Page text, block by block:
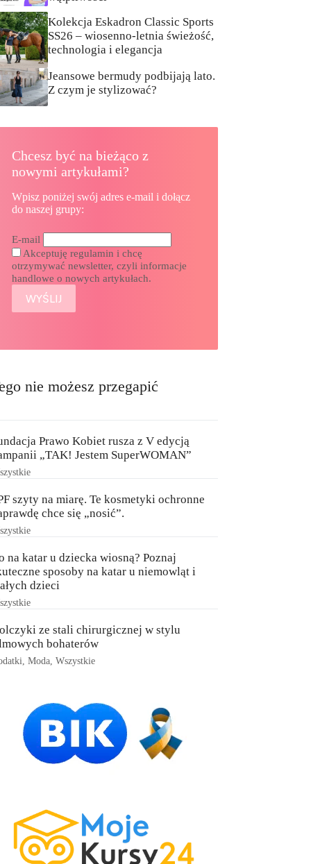
Kolekcja Eskadron Classic Sports
SS26 – wiosenno-letnia świeżość,
technologia i elegancja
Jeansowe bermudy podbijają lato.
Z czym je stylizować?
Chcesz być na bieżąco z
nowymi artykułami?
Wpisz poniżej swój adres e-mail i dołącz
do naszej grupy:
E-mail
Akceptuję regulamin i chcę
otrzymywać newsletter, czyli informacje
handlowe o nowych artykułach.
nie możesz przegapić
Prawo Kobiet rusza z V edycją
„TAK! Jestem SuperWOMAN”
szyty na miarę. Te kosmetyki ochronne
chce się „nosić”.
na katar u dziecka wiosną? Poznaj
sposoby na katar u niemowląt i
dzieci
ze stali chirurgicznej w stylu
bohaterów
,Moda ,Wszystkie